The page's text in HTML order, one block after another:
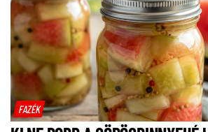
FAZÉK